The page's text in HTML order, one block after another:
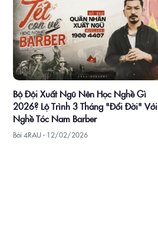
Bộ Đội Xuất Ngũ Nên Học Nghề Gì
2026? Lộ Trình 3 Tháng "Đổi Đời" Với
Nghề Tóc Nam Barber
Bởi 4RAU · 12/02/2026